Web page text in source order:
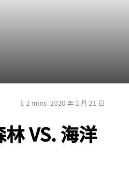
2 mins 2020 年 2 月 21 日
VS. 海洋